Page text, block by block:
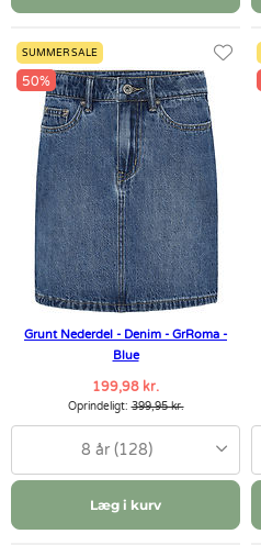
SUMMER SALE
50%
Grunt Nederdel - Denim - GrRoma -
Blue
199,98 kr.
Oprindeligt:399,95 kr.
8 år (128)
Læg i kurv